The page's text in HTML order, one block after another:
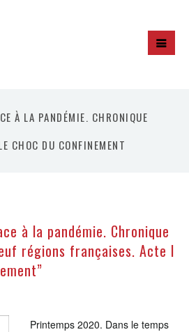
À LA PANDÉMIE. CHRONIQUE
CHOC DU CONFINEMENT
à la pandémie. Chronique
régions françaises. Acte I
Printemps 2020. Dans le temps